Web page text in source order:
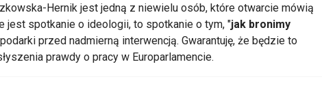
Hernik jest jedną z niewielu osób, które otwarcie mówią
jest spotkanie o ideologii, to spotkanie o tym, "jak bronimy
przed nadmierną interwencją. Gwarantuję, że będzie to
prawdy o pracy w Europarlamencie.